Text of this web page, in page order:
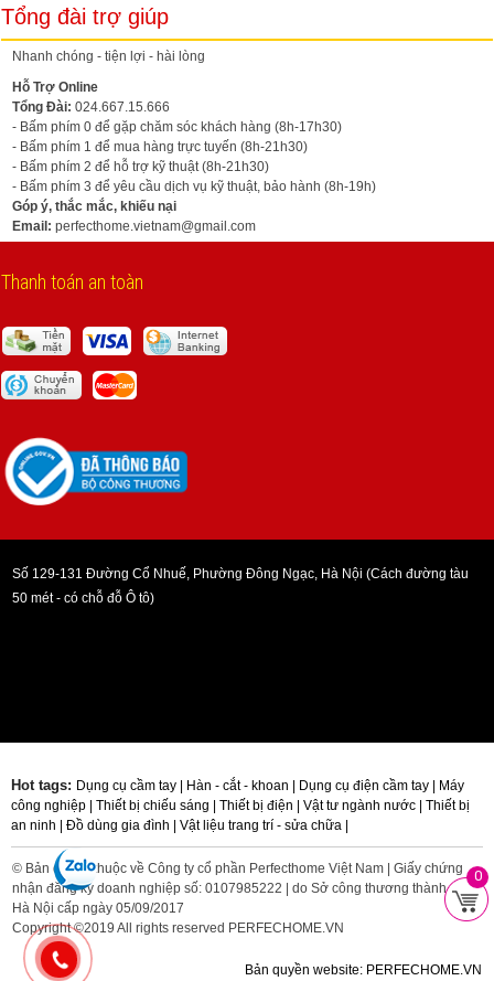
Tổng đài trợ giúp
Nhanh chóng - tiện lợi - hài lòng
Hỗ Trợ Online
Tổng Đài: 024.667.15.666
- Bấm phím 0 để gặp chăm sóc khách hàng (8h-17h30)
- Bấm phím 1 để mua hàng trực tuyến (8h-21h30)
- Bấm phím 2 để hỗ trợ kỹ thuật (8h-21h30)
- Bấm phím 3 để yêu cầu dịch vụ kỹ thuật, bảo hành (8h-19h)
Góp ý, thắc mắc, khiếu nại
Email: perfecthome.vietnam@gmail.com
Thanh toán an toàn
Số 129-131 Đường Cổ Nhuế, Phường Đông Ngạc, Hà Nội (Cách đường tàu
50 mét - có chỗ đỗ Ô tô)
Hot tags: Dụng cụ cầm tay | Hàn - cắt - khoan | Dụng cụ điện cầm tay |
Máy
công nghiệp | Thiết bị chiếu sáng | Thiết bị điện | Vật tư ngành nước | Thiết bị
an ninh | Đồ dùng gia đình | Vật liệu trang trí - sửa chữa |
© Bản quyền thuộc về Công ty cổ phần Perfecthome Việt Nam | Giấy chứng
nhận đăng ký doanh nghiệp số: 0107985222 | do Sở công thương thành phố
Hà Nội cấp ngày 05/09/2017
Copyright ©2019 All rights reserved PERFECHOME.VN
Bản quyền website: PERFECHOME.VN
0